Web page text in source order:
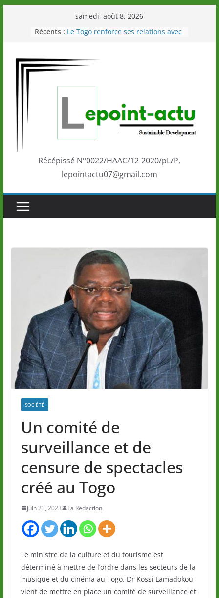
samedi, août 8, 2026
Récents : Le Togo renforce ses relations avec
Éléphants en Côte d’Ivoire
LOTO DETENTE”, un nouveau tirage
marque de confiance au Togo sur
la scène internationale au-delà des
performances de ses athlètes
Togo: Que retenir de la politique
éducation et de l’ambition de
Récépissé N°0022/HAAC/12-2020/pL/P,
lepointactu07@gmail.com
SOCIÉTÉ
Un comité de
surveillance et de
censure de spectacles
créé au Togo
juin 23, 2023 La Redaction
Le ministre de la culture et du tourisme est
déterminé à mettre de l’ordre dans les secteurs de la
musique et du cinéma au Togo. Dr Kossi Lamadokou
vient de mettre en place un comité de surveillance et